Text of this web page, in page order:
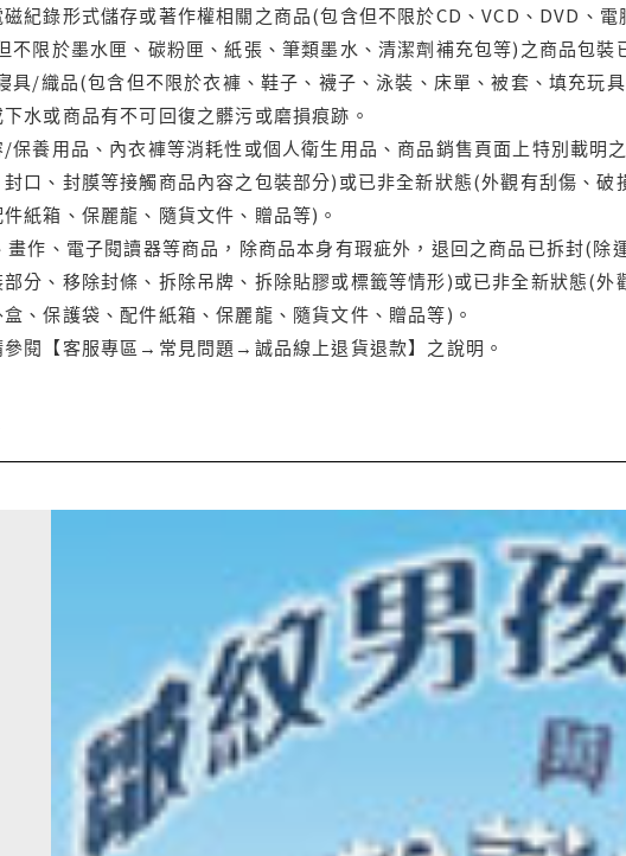
紀錄形式儲存或著作權相關之商品(包含但不限於CD、VCD、DVD、
不限於墨水匣、碳粉匣、紙張、筆類墨水、清潔劑補充包等)之商品包
具/織品(包含但不限於衣褲、鞋子、襪子、泳裝、床單、被套、填充玩
水或商品有不可回復之髒污或磨損痕跡。
保養用品、內衣褲等消耗性或個人衛生用品、商品銷售頁面上特別載明
封口、封膜等接觸商品內容之包裝部分)或已非全新狀態(外觀有刮傷、
紙箱、保麗龍、隨貨文件、贈品等)。
畫作、電子閱讀器等商品，除商品本身有瑕疵外，退回之商品已拆封(
部分、移除封條、拆除吊牌、拆除貼膠或標籤等情形)或已非全新狀態(
、保護袋、配件紙箱、保麗龍、隨貨文件、贈品等)。
參閱【客服專區→常見問題→誠品線上退貨退款】之說明。